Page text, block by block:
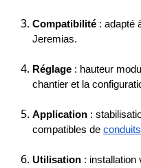
Compatibilité : adapté
Jeremias.
Réglage : hauteur
chantier et la
Application :
compatibles de
Utilisation : installation